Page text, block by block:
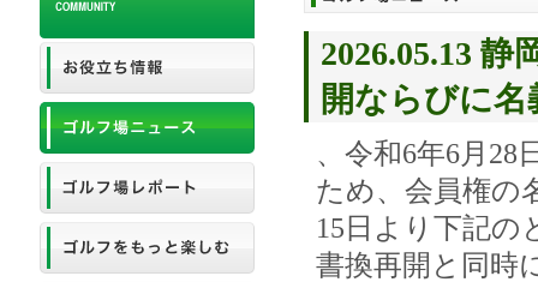
2026.05.13
開ならびに
、令和6年6月
ため、会員権の
15日より下記の
書換再開と同時